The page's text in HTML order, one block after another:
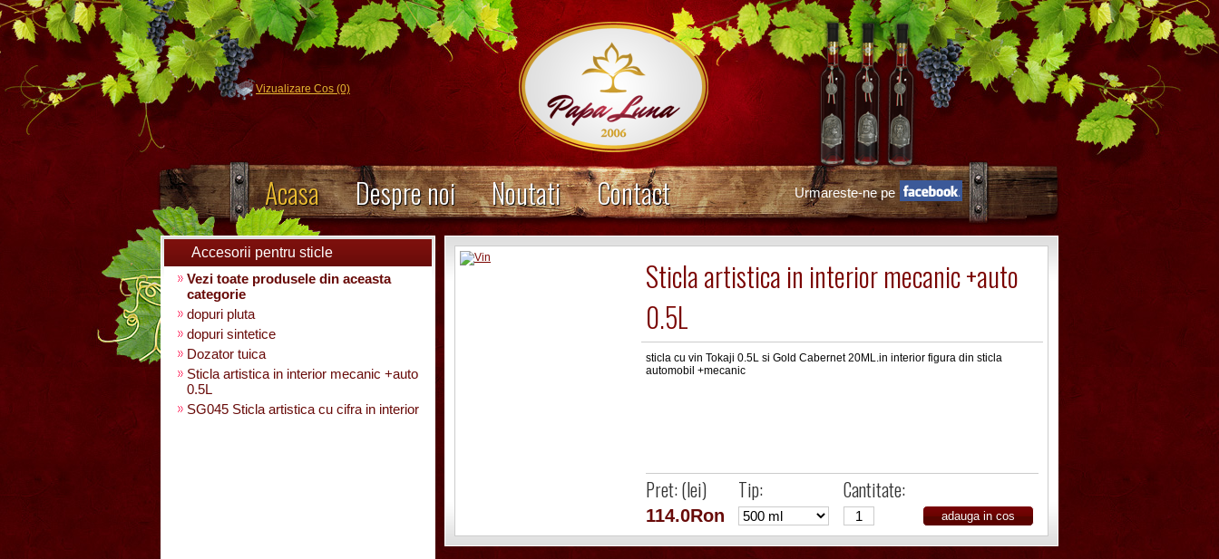
Vizualizare Cos (0)
Acasa Despre noi Noutati Contact Urmareste-ne pe
Accesorii pentru sticle
Vezi toate produsele din aceasta
categorie
dopuri pluta
dopuri sintetice
Dozator tuica
Sticla artistica in interior mecanic +auto
0.5L
SG045 Sticla artistica cu cifra in interior
Sticla artistica in interior mecanic +auto
0.5L
sticla cu vin Tokaji 0.5L si Gold Cabernet 20ML.in interior figura din sticla
automobil +mecanic
Pret: (lei) Tip: Cantitate:
114.0Ron